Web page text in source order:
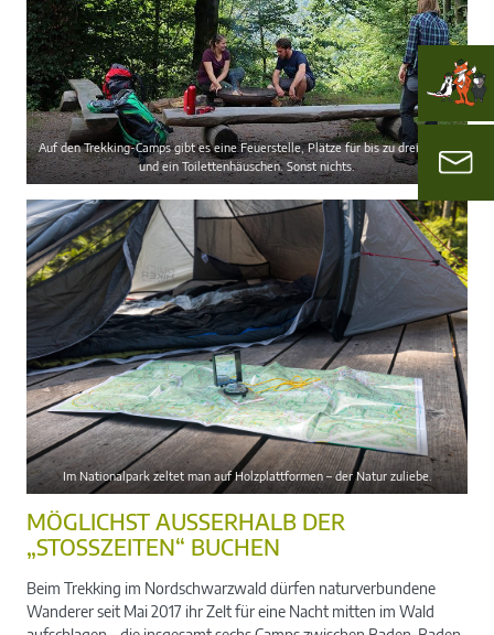
Auf den Trekking-Camps gibt es eine Feuerstelle, Plätze für bis zu drei Zelten
und ein Toilettenhäuschen. Sonst nichts.
Im Nationalpark zeltet man auf Holzplattformen – der Natur zuliebe.
MÖGLICHST AUSSERHALB DER „
STOSSZEITEN“ BUCHEN
Beim Trekking im Nordschwarzwald dürfen naturverbundene
Wanderer seit Mai 2017 ihr Zelt für eine Nacht mitten im Wald